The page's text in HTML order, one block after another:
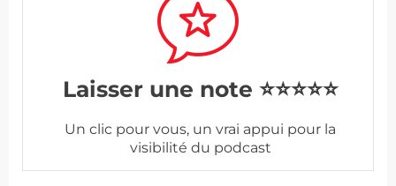
Laisser une note ⭐⭐⭐⭐⭐
Un clic pour vous, un vrai appui pour la
visibilité du podcast